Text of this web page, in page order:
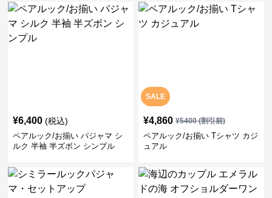
¥6,400 (税込)
ペアルック/お揃い パジャマ シ
ルク 半袖 半ズボン シンプル
SALE
¥4,860 ¥5400(割引前)
ペアルック/お揃い Tシャツ カジ
ュアル